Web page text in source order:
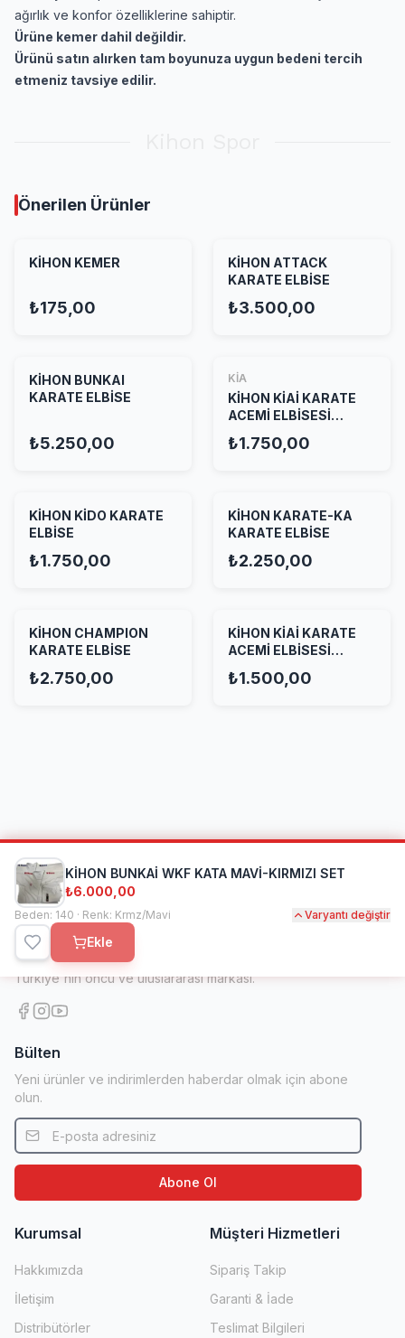
ağırlık ve konfor özelliklerine sahiptir.
Ürüne kemer dahil değildir.
Ürünü satın alırken tam boyunuza uygun bedeni tercih
etmeniz tavsiye edilir.
Önerilen Ürünler
KİHON KEMER
₺175,00
KİHON ATTACK
KARATE ELBİSE
₺3.500,00
KİHON BUNKAI
KARATE ELBİSE
₺5.250,00
KİA
KİHON KİAİ KARATE
ACEMİ ELBİSESİ
₺1.750,00
KİHON KİDO KARATE
ELBİSE
₺1.750,00
KİHON KARATE-KA
KARATE ELBİSE
₺2.250,00
KİHON CHAMPION
KARATE ELBİSE
₺2.750,00
KİHON KİAİ KARATE
ACEMİ ELBİSESİ
₺1.500,00
KİHON BUNKAİ WKF KATA MAVİ-KIRMIZI SET
₺6.000,00
Beden: 140 · Renk: Krmz/Mavi Varyantı değiştir
Ekle
Kihon Spor
1998'den beri dövüş sanatları ve spor ekipmanlarında
Türkiye'nin öncü ve uluslararası markası.
Bülten
Yeni ürünler ve indirimlerden haberdar olmak için abone
olun.
Abone Ol
Kurumsal
Hakkımızda
İletişim
Distribütörler
Müşteri Hizmetleri
Sipariş Takip
Garanti & İade
Teslimat Bilgileri